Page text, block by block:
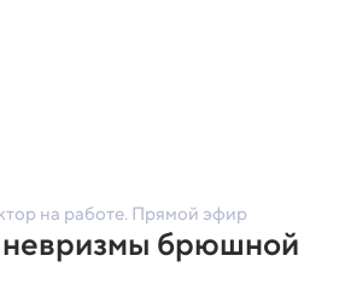
на работе. Прямой эфир
брюшной